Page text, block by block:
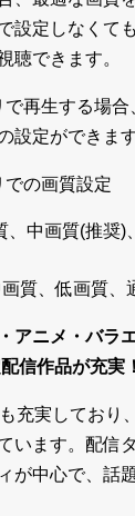
設定しなくて
聴できます。
再生する場合
設定ができます
の画質設定
、中画質(推奨)
質、低画質、
アニメ・バラ
信作品が充実！
充実しており、
います。配信
が中心で、話